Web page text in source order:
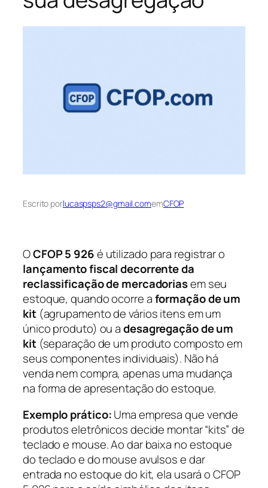
Escrito porlucaspsps2@gmail.comemCFOP
OCFOP 5 926é utilizado para registrar o
lançamento fiscal decorrente da
reclassificação de mercadoriasem seu
estoque, quando ocorre aformação de um
kit(agrupamento de vários itens em um
único produto) ou adesagregação de um
kit(separação de um produto composto em
seus componentes individuais). Não há
venda nem compra, apenas uma mudança
na forma de apresentação do estoque.
Exemplo prático:Uma empresa que vende
produtos eletrônicos decide montar “kits” de
teclado e mouse. Ao dar baixa no estoque
do teclado e do mouse avulsos e dar
entrada no estoque do kit, ela usará o CFOP